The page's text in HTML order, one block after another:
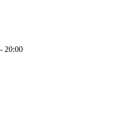
20:00